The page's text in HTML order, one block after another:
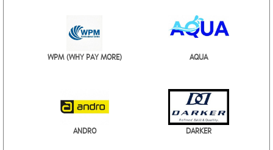
WPM (WHY PAY MORE) AQUA
ANDRO DARKER